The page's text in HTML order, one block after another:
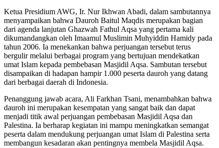
Ketua Presidium AWG, Ir. Nur Ikhwan Abadi, dalam sambutannya
menyampaikan bahwa Dauroh Baitul Maqdis merupakan bagian
dari agenda lanjutan Ghazwah Fathul Aqsa yang pertama kali
dikumandangkan oleh Imaamul Muslimin Muhyiddin Hamidy pada
tahun 2006. Ia menekankan bahwa perjuangan tersebut terus
bergulir melalui berbagai program yang bertujuan mendekatkan
umat Islam kepada pembebasan Masjidil Aqsa. Sambutan tersebut
disampaikan di hadapan hampir 1.000 peserta dauroh yang datang
dari berbagai daerah di Indonesia.
Penanggung jawab acara, Ali Farkhan Tsani, menambahkan bahwa
dauroh ini merupakan kesempatan yang sangat baik dan dapat
menjadi titik awal perjuangan pembebasan Masjidil Aqsa dan
Palestina. Ia berharap kegiatan ini mampu meningkatkan semangat
peserta dalam mendukung perjuangan umat Islam di Palestina serta
membangun kesadaran akan pentingnya membela Masjidil Aqsa.